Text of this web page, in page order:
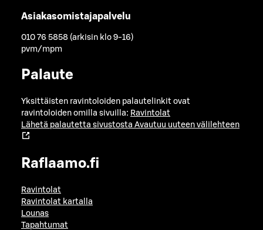
Asiakasomistajapalvelu
010 76 5858 (arkisin klo 9-16)
pvm/mpm
Palaute
Yksittäisten ravintoloiden palautelinkit ovat
ravintoloiden omilla sivuilla: Ravintolat
Lähetä palautetta sivustosta Avautuu uuteen välilehteen
Raflaamo.fi
Ravintolat
Ravintolat kartalla
Lounas
Tapahtumat